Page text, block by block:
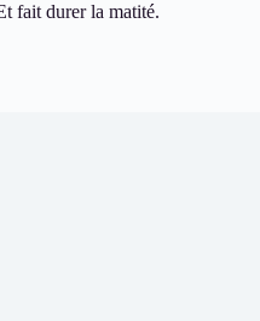
fait durer la matité.